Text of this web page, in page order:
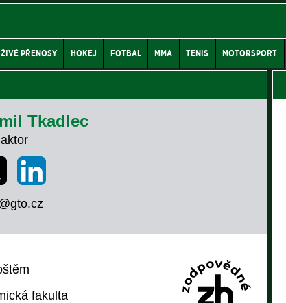
ŽIVÉ PŘENOSY HOKEJ FOTBAL MMA TENIS MOTORSPORT
Tkadlec
fakulta